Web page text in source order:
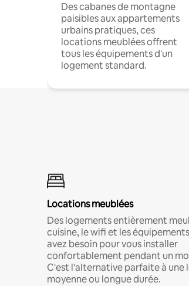
Des cabanes de montagne
paisibles aux appartements
urbains pratiques, ces
locations meublées offrent
tous les équipements d'un
logement standard.
Locations meublées
Des logements entièrement
cuisine, le wifi et les
avez besoin pour vous installer
confortablement pendant un
C'est l'alternative parfaite à une
moyenne ou longue durée.